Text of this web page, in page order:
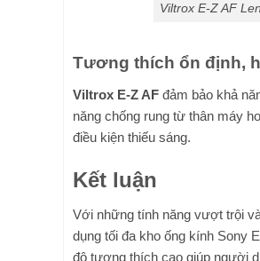
Viltrox E-Z AF
Tương thích ổn định,
Viltrox E-Z AF đảm bảo khả
năng chống rung từ thân máy
điều kiện thiếu sáng.
Kết luận
Với những tính năng vượt trội
dụng tối đa kho ống kính Sony
độ tương thích cao giúp người